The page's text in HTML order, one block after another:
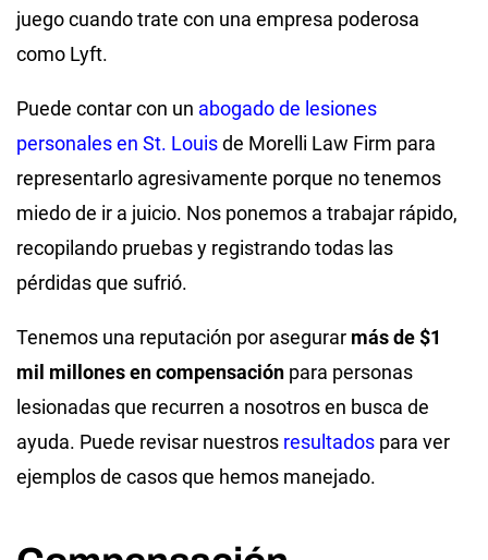
juego cuando trate con una empresa poderosa
como Lyft.
Puede contar con un abogado de lesiones
personales en St. Louisde Morelli Law Firm para
representarlo agresivamente porque no tenemos
miedo de ir a juicio. Nos ponemos a trabajar rápido,
recopilando pruebas y registrando todas las
pérdidas que sufrió.
Tenemos una reputación por asegurar más de $1
mil millones en compensación para personas
lesionadas que recurren a nosotros en busca de
ayuda. Puede revisar nuestros resultados para ver
ejemplos de casos que hemos manejado.